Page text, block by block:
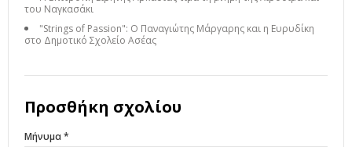
του Ναγκασάκι
"Strings of Passion": Ο Παναγιώτης Μάργαρης και η Ευρυδίκη
στο Δημοτικό Σχολείο Ασέας
Προσθήκη σχολίου
Μήνυμα *